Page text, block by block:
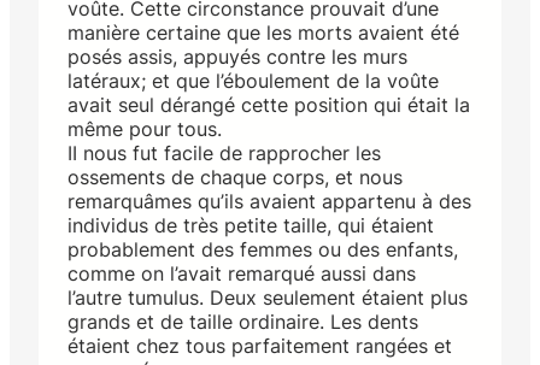
voûte. Cette circonstance prouvait d’une
manière certaine que les morts avaient été
posés assis, appuyés contre les murs
latéraux; et que l’éboulement de la voûte
avait seul dérangé cette position qui était la
même pour tous.
II nous fut facile de rapprocher les
ossements de chaque corps, et nous
remarquâmes qu’ils avaient appartenu à des
individus de très petite taille, qui étaient
probablement des femmes ou des enfants,
comme on l’avait remarqué aussi dans
l’autre tumulus. Deux seulement étaient plus
grands et de taille ordinaire. Les dents
étaient chez tous parfaitement rangées et